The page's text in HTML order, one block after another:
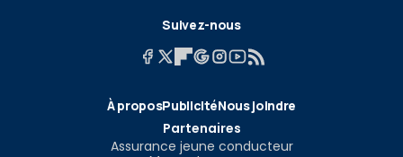
Suivez-nous
À proposPublicitéNous joindre
Partenaires
Assurance jeune conducteur